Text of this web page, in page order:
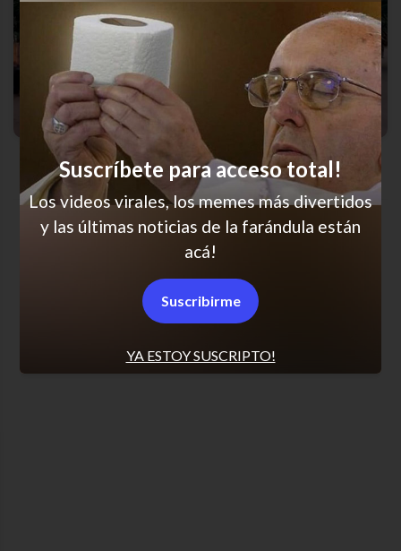
“En algún momento me va a servir esto”
SCROLL PARA MÁS NOTICIAS
Políticas de Privacidad
Términos y condiciones
YA ESTOY SUSCRIPTO!
Suscríbete para acceso total!
Los videos virales, los memes más divertidos
y las últimas noticias de la farándula están
acá!
Suscribirme